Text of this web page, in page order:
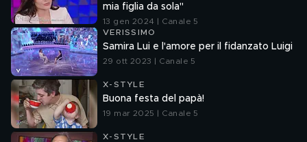
mia figlia da sola"
13 gen 2024 | Canale 5
VERISSIMO
Samira Lui e l'amore per il fidanzato Luigi
29 ott 2023 | Canale 5
X-STYLE
Buona festa del papà!
19 mar 2025 | Canale 5
X-STYLE